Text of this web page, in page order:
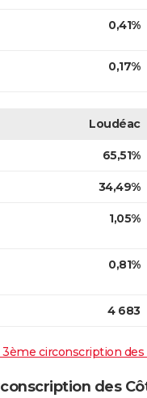
0,41%
0,17%
Loudéac
65,51%
34,49%
1,05%
0,81%
4 683
3ème circonscription
des